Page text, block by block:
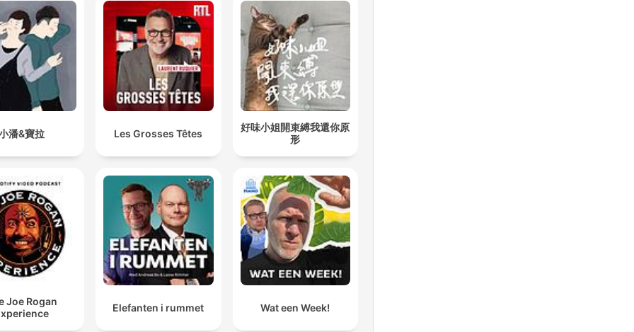
潘&寶拉 Les Grosses Têtes
好味小姐開束縛我還你原
形
Joe Rogan
Elefanten i rummet Wat een Week!